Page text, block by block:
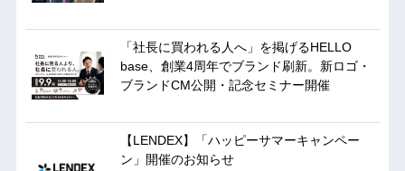
「社長に買われる人へ」を掲げるHELLO
base、創業4周年でブランド刷新。新ロゴ・
ブランドCM公開・記念セミナー開催
【LENDEX】「ハッピーサマーキャンペー
ン」開催のお知らせ